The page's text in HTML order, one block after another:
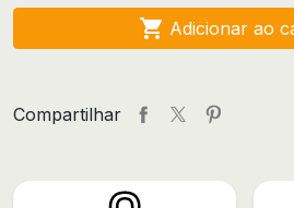
 Adicionar ao
Compartilhar